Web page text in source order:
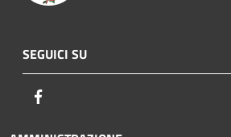
SEGUICI SU